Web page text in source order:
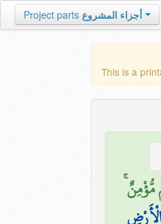
Project parts أجزاء المشروع
This is a